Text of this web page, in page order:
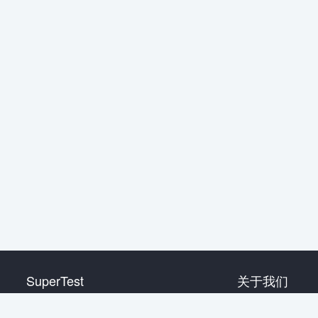
SuperTest 关于我们